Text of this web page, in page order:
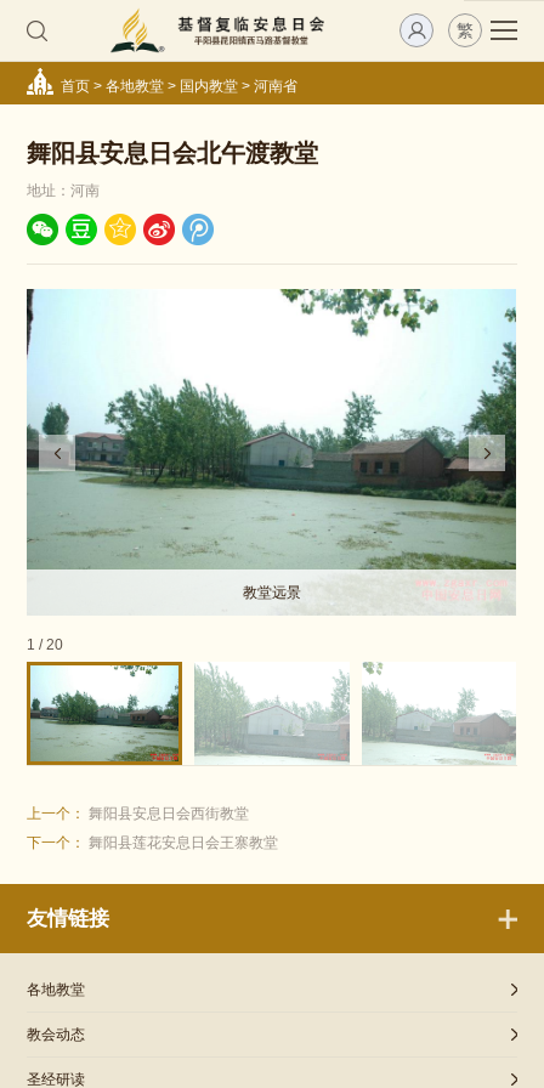
繁
首页> 各地教堂> 国内教堂> 河南省
舞阳县安息日会北午渡教堂
地址：河南
教堂远景
1 /20
上一个：舞阳县安息日会西街教堂
下一个：舞阳县莲花安息日会王寨教堂
友情链接
各地教堂
教会动态
圣经研读